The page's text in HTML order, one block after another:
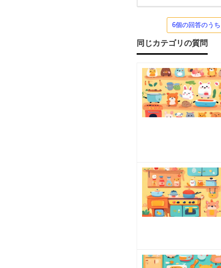
品
を
教
え
て
さ
い
ヒー
デロ
ンギ
ー
6個の回答のう
同じカテゴリの質問